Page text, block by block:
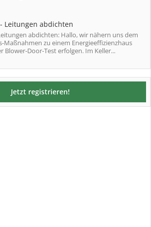
Leitungen abdichten
abdichten: Hallo, wir nähern uns dem
Maßnahmen zu einem Energieeffizienzhaus
Blower-Door-Test erfolgen. Im Keller...
Jetzt registrieren!